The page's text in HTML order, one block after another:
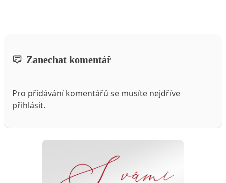
Zanechat komentář
Pro přidávání komentářů se musíte nejdříve
přihlásit.